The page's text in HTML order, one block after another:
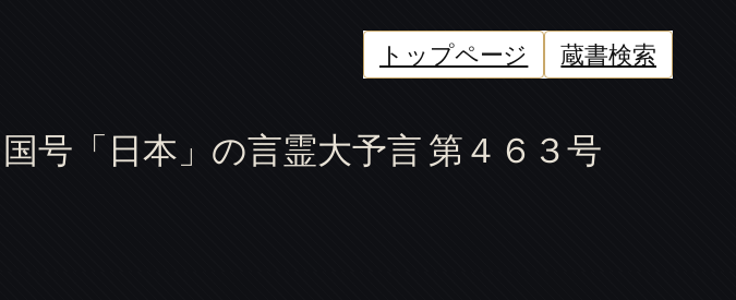
トップページ 蔵書検索
号「日本」の言霊大予言 第４６３号